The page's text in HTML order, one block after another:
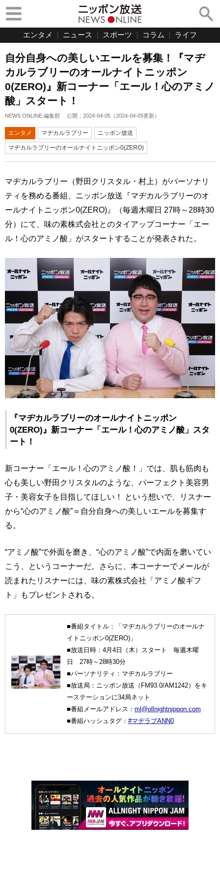
エンタメ ニュース スポーツ コラム ライフ
自分自身への美しいエールを募集！『マヂ
カルラブリーのオールナイトニッポン
0(ZERO)』新コーナー「エール！心のアミノ
酸」スタート！
NEWS ONLINE 編集部 公開： 2024-04-05 （2024-04-05更新）
エンタメ マヂカルラブリー ニッポン放送
マヂカルラブリーのオールナイトニッポン0(ZERO)
マヂカルラブリー（野田クリスタル・村上）がパーソナリ
ティを務める番組、ニッポン放送『マヂカルラブリーのオ
ールナイトニッポン0(ZERO)』（毎週木曜日 27時～28時30
分）にて、味の素株式会社とのタイアップコーナー「エー
ル！心のアミノ酸」がスタートすることが発表された。
『マヂカルラブリーのオールナイトニッポン
0(ZERO)』新コーナー「エール！心のアミノ酸」スタ
ート！
新コーナー「エール！心のアミノ酸！」では、肌も筋肉も
心も美しい野田クリスタルのような、パーフェクト美容男
子・美容女子を目指してほしい！ という想いで、リスナー
から“心のアミノ酸”＝自分自身への美しいエールを募集す
る。
“アミノ酸”で外面を磨き、“心のアミノ酸”で内面を磨いてい
こう、というコーナーだ。さらに、本コーナーでメールが
読まれたリスナーには、味の素株式会社「アミノ酸ギフ
ト」もプレゼントされる。
■番組タイトル：「マヂカルラブリーのオールナ
イトニッポン0(ZERO)」
■放送日時：4月4日（木）スタート 毎週木曜
日 27時～28時30分
■パーソナリティ：マヂカルラブリー
■放送局：ニッポン放送（FM93.0/AM1242）をキ
ーステーションに34局ネット
■番組メールアドレス： ml@ollnightnippon.com
■番組ハッシュタグ： #マヂラブANN0